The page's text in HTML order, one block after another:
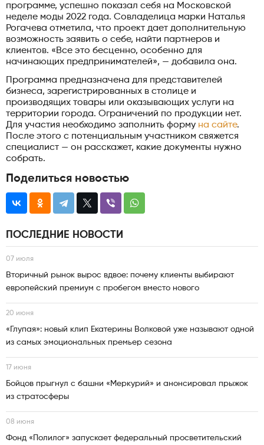
программе, успешно показал себя на Московской
неделе моды 2022 года. Совладелица марки Наталья
Рогачева отметила, что проект дает дополнительную
возможность заявить о себе, найти партнеров и
клиентов. «Все это бесценно, особенно для
начинающих предпринимателей», — добавила она.
Программа предназначена для представителей
бизнеса, зарегистрированных в столице и
производящих товары или оказывающих услуги на
территории города. Ограничений по продукции нет.
Для участия необходимо заполнить форму на сайте.
После этого с потенциальным участником свяжется
специалист — он расскажет, какие документы нужно
собрать.
Поделиться новостью
ПОСЛЕДНИЕ НОВОСТИ
07 июля
Вторичный рынок вырос вдвое: почему клиенты выбирают
европейский премиум с пробегом вместо нового
20 июня
«Глупая»: новый клип Екатерины Волковой уже называют одной
из самых эмоциональных премьер сезона
17 июня
Бойцов прыгнул с башни «Меркурий» и анонсировал прыжок
из стратосферы
08 июня
Фонд «Полилог» запускает федеральный просветительский